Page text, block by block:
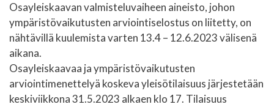
Osayleiskaavan valmisteluvaiheen aineisto, johon
ympäristövaikutusten arviointiselostus on liitetty, on
nähtävillä kuulemista varten 13.4 – 12.6.2023 välisenä
aikana.
Osayleiskaavaa ja ympäristövaikutusten
arviointimenettelyä koskeva yleisötilaisuus järjestetään
keskiviikkona 31.5.2023 alkaen klo 17. Tilaisuus